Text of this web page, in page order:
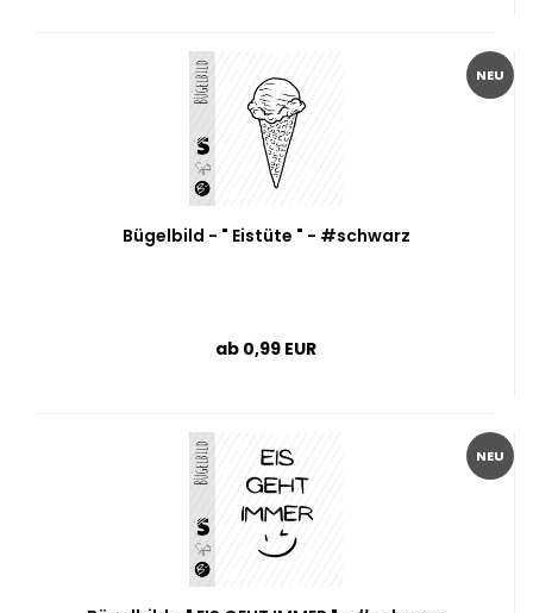
NEU
Bügelbild - " Eistüte " - #schwarz
ab 0,99 EUR
NEU